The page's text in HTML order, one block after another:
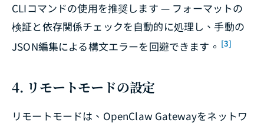
CLIコマンドの使用を推奨します — フォーマットの
検証と依存関係チェックを自動的に処理し、手動の
JSON編集による構文エラーを回避できます。 [3]
4. リモートモードの設定
リモートモードは、OpenClaw Gatewayをネットワ